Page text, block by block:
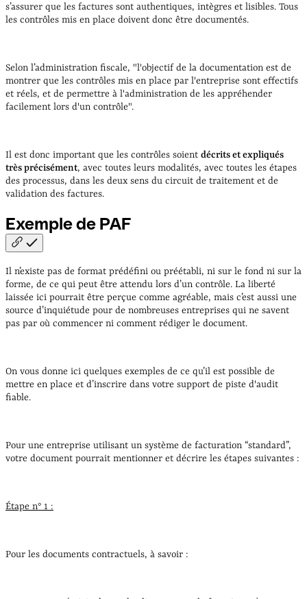
s’assurer que les factures sont authentiques, intègres et lisibles. Tous
les contrôles mis en place doivent donc être documentés.
Selon l’administration fiscale, "l'objectif de la documentation est de
montrer que les contrôles mis en place par l'entreprise sont effectifs
et réels, et de permettre à l'administration de les appréhender
facilement lors d'un contrôle".
Il est donc important que les contrôles soient décrits et expliqués
très précisément, avec toutes leurs modalités, avec toutes les étapes
des processus, dans les deux sens du circuit de traitement et de
validation des factures.
Exemple de PAF
Il n’existe pas de format prédéfini ou préétabli, ni sur le fond ni sur la
forme, de ce qui peut être attendu lors d’un contrôle. La liberté
laissée ici pourrait être perçue comme agréable, mais c’est aussi une
source d’inquiétude pour de nombreuses entreprises qui ne savent
pas par où commencer ni comment rédiger le document.
On vous donne ici quelques exemples de ce qu’il est possible de
mettre en place et d’inscrire dans votre support de piste d'audit
fiable.
Pour une entreprise utilisant un système de facturation “standard”,
votre document pourrait mentionner et décrire les étapes suivantes :
Étape n° 1 :
Pour les documents contractuels, à savoir :